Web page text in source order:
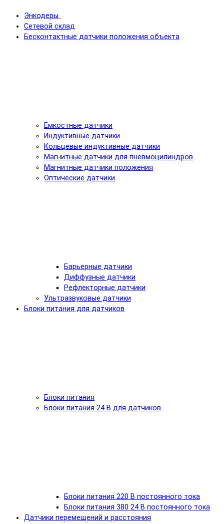
Энкодеры
Сетевой склад
Бесконтактные датчики положения объекта
Емкостные датчики
Индуктивные датчики
Кольцевые индуктивные датчики
Магнитные датчики для пневмоцилиндров
Магнитные датчики положения
Оптические датчики
Барьерные датчики
Диффузные датчики
Рефлекторные датчики
Ультразвуковые датчики
Блоки питания для датчиков
Блоки питания
Блоки питания 24 В для датчиков
Блоки питания 220 В постоянного тока
Блоки питания 380 24 В постоянного тока
Датчики перемещений и расстояния